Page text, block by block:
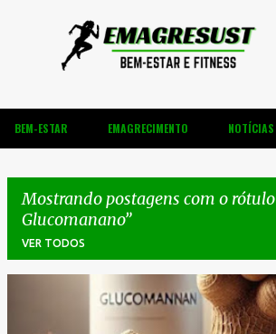
BEM-ESTAR EMAGRECIMENTO NOTÍCIAS
Mostrando postagens com o rótulo
Glucomanano
VER TODOS